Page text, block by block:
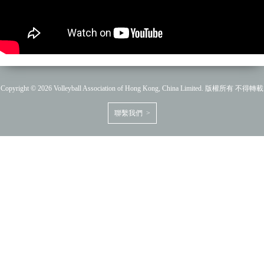
Copyright © 2026 Volleyball Association of Hong Kong, China Limited. 版權所有 不得轉載
聯繫我們 >